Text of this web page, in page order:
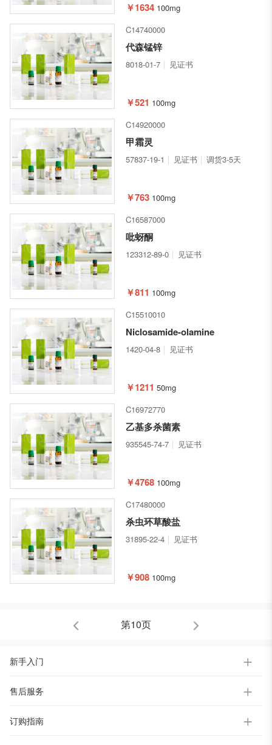
￥1634 100mg
C14740000
代森锰锌
8018-01-7 见证书
￥521 100mg
C14920000
甲霜灵
57837-19-1 见证书 调货3-5天
￥763 100mg
C16587000
吡蚜酮
123312-89-0 见证书
￥811 100mg
C15510010
Niclosamide-olamine
1420-04-8 见证书
￥1211 50mg
C16972770
乙基多杀菌素
935545-74-7 见证书
￥4768 100mg
C17480000
杀虫环草酸盐
31895-22-4 见证书
￥908 100mg
第10页
新手入门
售后服务
订购指南